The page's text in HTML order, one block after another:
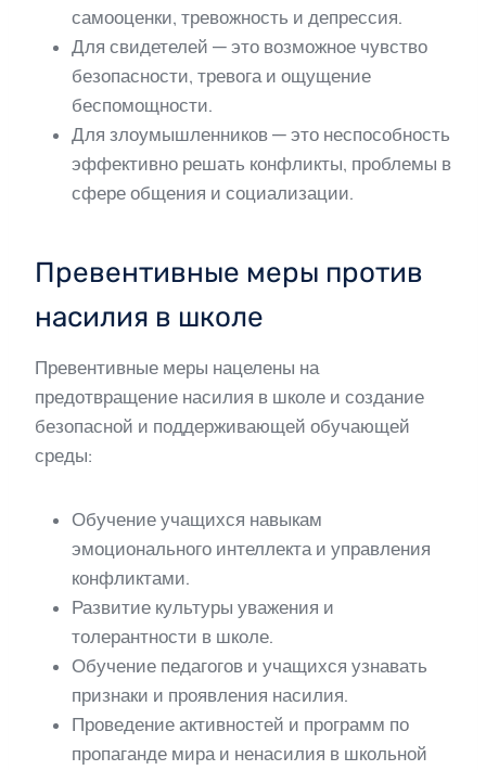
самооценки, тревожность и депрессия.
Для свидетелей — это возможное чувство
безопасности, тревога и ощущение
беспомощности.
Для злоумышленников — это неспособность
эффективно решать конфликты, проблемы в
сфере общения и социализации.
Превентивные меры против
насилия в школе
Превентивные меры нацелены на
предотвращение насилия в школе и создание
безопасной и поддерживающей обучающей
среды:
Обучение учащихся навыкам
эмоционального интеллекта и управления
конфликтами.
Развитие культуры уважения и
толерантности в школе.
Обучение педагогов и учащихся узнавать
признаки и проявления насилия.
Проведение активностей и программ по
пропаганде мира и ненасилия в школьной